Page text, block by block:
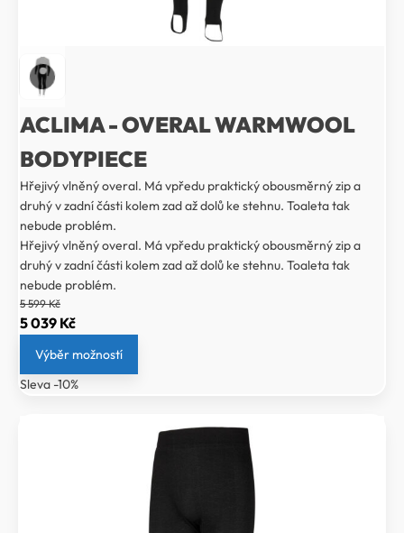
ACLIMA - OVERAL WARMWOOL
BODYPIECE
Hřejivý vlněný overal. Má vpředu praktický obousměrný zip a
druhý v zadní části kolem zad až dolů ke stehnu. Toaleta tak
nebude problém.
Hřejivý vlněný overal. Má vpředu praktický obousměrný zip a
druhý v zadní části kolem zad až dolů ke stehnu. Toaleta tak
nebude problém.
5 599Kč
Původní
cena
byla:
5
5 039 KčAktuální
cena
5
Výběr možností
Sleva -10%